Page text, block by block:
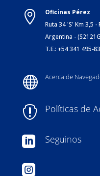

Oficinas Pérez
Ruta 34 'S' Km 3,5
Argentina -
T.E.: +54 341 495-
 Acerca de
 Políticas de
 Seguinos
